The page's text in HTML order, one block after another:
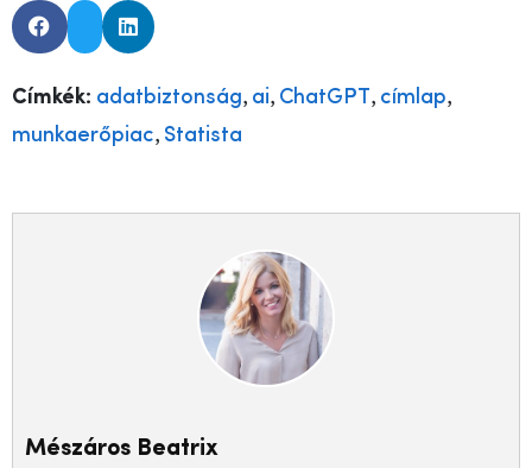
Címkék: adatbiztonság, ai, ChatGPT, címlap,
munkaerőpiac, Statista
Mészáros Beatrix